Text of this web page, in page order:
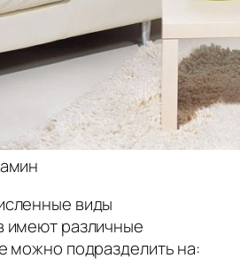
виды
имеют различные
можно подразделить на: